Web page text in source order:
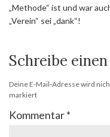
„Methode“ ist und war
„Verein“ sei „dank“!
Schreibe
Deine E-Mail-Adresse wird
markiert
Kommentar*